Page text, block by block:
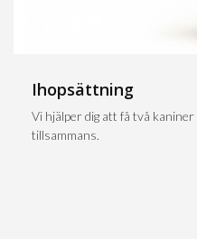
Ihopsättning
Vi hjälper dig att få två
tillsammans.